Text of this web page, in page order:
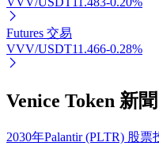
了解如何賺取穩定收入
Futures 交易
VVV/USDT11.466-0.28%
Venice Token 新聞
2030年Palantir (PLTR) 股票